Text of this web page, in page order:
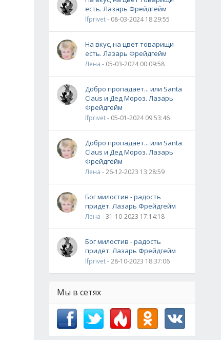
есть. Лазарь Фрейдгейм
lfprivet- 08-03-2024 18:29:55
На вкус, на цвет товарищи
есть. Лазарь Фрейдгейм
Лена - 05-03-2024 00:09:58
Добро пропадает... или Santa
Claus и Дед Мороз. Лазарь
Фрейдгейм
lfprivet- 05-01-2024 09:53:46
Добро пропадает... или Santa
Claus и Дед Мороз. Лазарь
Фрейдгейм
Лена - 26-12-2023 13:28:59
Бог милостив - радость
придёт. Лазарь Фрейдгейм
Лена - 31-10-2023 17:14:18
Бог милостив - радость
придёт. Лазарь Фрейдгейм
lfprivet- 28-10-2023 18:37:06
Мы в сетях